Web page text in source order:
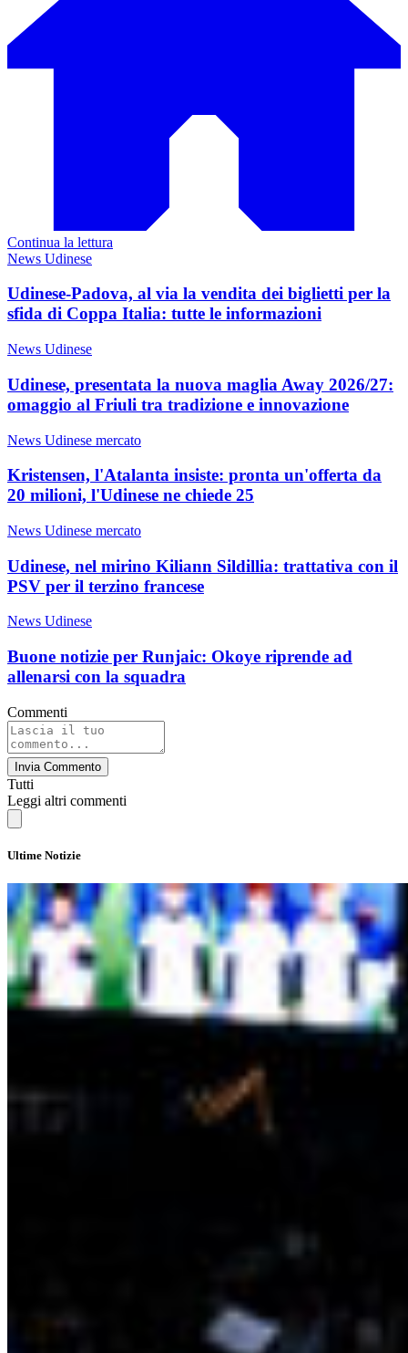
Continua la lettura
News Udinese
Udinese-Padova, al via la vendita dei biglietti per la
sfida di Coppa Italia: tutte le informazioni
News Udinese
Udinese, presentata la nuova maglia Away 2026/27:
omaggio al Friuli tra tradizione e innovazione
News Udinese mercato
Kristensen, l'Atalanta insiste: pronta un'offerta da
20 milioni, l'Udinese ne chiede 25
News Udinese mercato
Udinese, nel mirino Kiliann Sildillia: trattativa con il
PSV per il terzino francese
News Udinese
Buone notizie per Runjaic: Okoye riprende ad
allenarsi con la squadra
Commenti
Invia Commento
Tutti
Leggi altri commenti
Ultime Notizie